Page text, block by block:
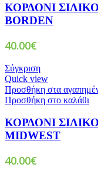
ΚΟΡΔΟΝΙ
BORDEN
40.00€
Σύγκριση
Quick view
Προσθήκη στα
Προσθήκη στο καλάθι
ΚΟΡΔΟΝΙ
MIDWEST
40.00€